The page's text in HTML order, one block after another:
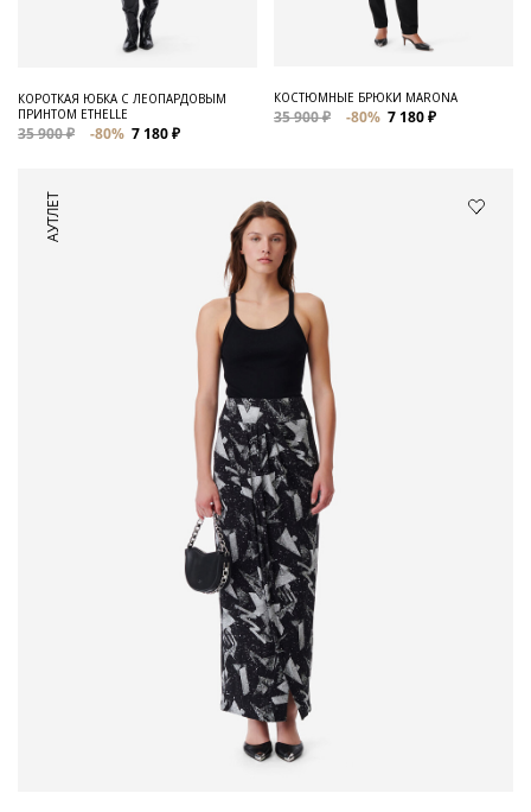
КОРОТКАЯ ЮБКА С ЛЕОПАРДОВЫМ
ПРИНТОМ ETHELLE
35 900 ₽ -80% 7 180 ₽
КОСТЮМНЫЕ БРЮКИ MARONA
35 900 ₽ -80% 7 180 ₽
АУТЛЕТ